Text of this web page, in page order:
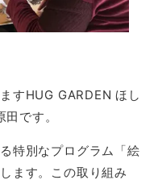
すHUG GARDEN ほし
です。
特別なプログラム「絵
ます。この取り組み